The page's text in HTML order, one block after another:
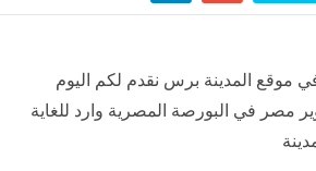
موقع المدينة برس نقدم لكم اليوم
مصر في البورصة المصرية وارد للغاية